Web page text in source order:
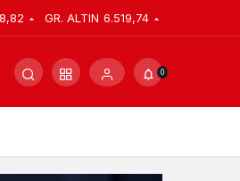
GR. ALTIN 6.519,74
0